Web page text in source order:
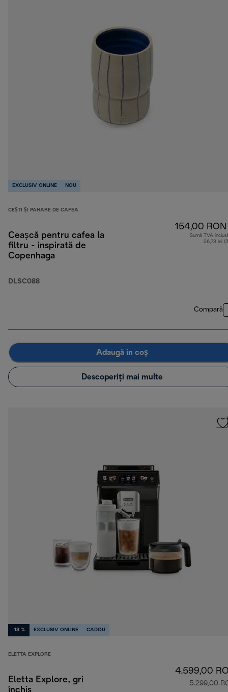
EXCLUSIV ONLINE NOU
CEȘTI ȘI PAHARE DE CAFEA
Ceașcă pentru cafea la
filtru - inspirată de
Copenhaga
DLSC088
154,00 RON
Sumă TVA
26,73 lei
Compară
Adaugă în coș
Descoperiți mai multe
-13 % EXCLUSIV ONLINE CADOU
ELETTA EXPLORE
Eletta Explore, gri
4.599,00
5.299,00